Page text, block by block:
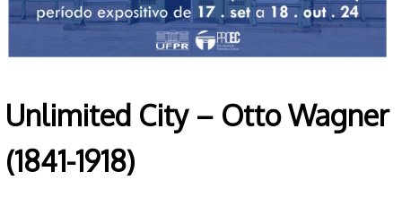
Unlimited City – Otto Wagner
(1841-1918)